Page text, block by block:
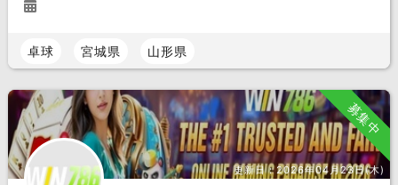
卓球 宮城県 山形県
募集中
更新日：2026年04月23日(木)